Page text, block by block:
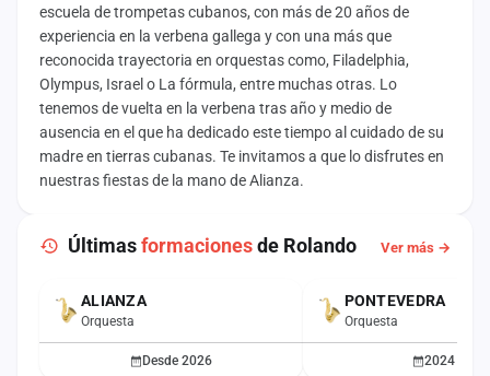
escuela de trompetas cubanos, con más de 20 años de
experiencia en la verbena gallega y con una más que
reconocida trayectoria en orquestas como, Filadelphia,
Olympus, Israel o La fórmula, entre muchas otras. Lo
tenemos de vuelta en la verbena tras año y medio de
ausencia en el que ha dedicado este tiempo al cuidado de su
madre en tierras cubanas. Te invitamos a que lo disfrutes en
nuestras fiestas de la mano de Alianza.
Últimasformacionesde Rolando Ver más →
ACTUALALIANZA
Orquesta
Desde 2026
PONTEVEDRA
Orquesta
2024